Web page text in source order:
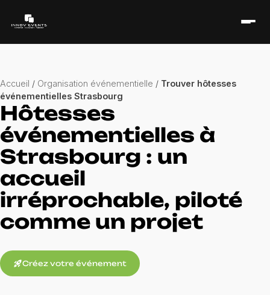
Accueil / Organisation événementielle / Trouver hôtesses
événementielles Strasbourg
Hôtesses
événementielles à
Strasbourg : un
accueil
irréprochable, piloté
comme un projet
rocket_launchCréez votre événement